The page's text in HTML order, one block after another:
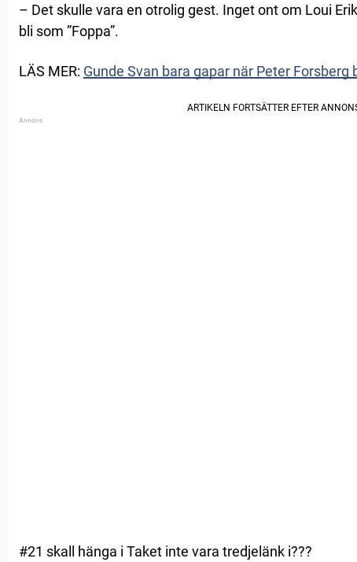
– Det skulle vara en otrolig gest. Inget ont om Loui
bli som ”Foppa”.
LÄS MER: Gunde Svan bara gapar när Peter Forsberg
#21 skall hänga i Taket inte vara tredjelänk i???